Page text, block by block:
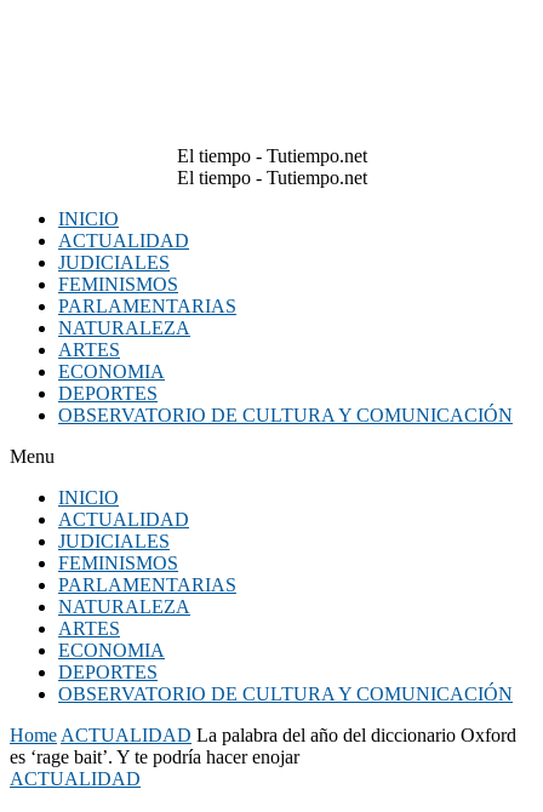
El tiempo - Tutiempo.net
El tiempo - Tutiempo.net
INICIO
ACTUALIDAD
JUDICIALES
FEMINISMOS
PARLAMENTARIAS
NATURALEZA
ARTES
ECONOMIA
DEPORTES
OBSERVATORIO DE CULTURA Y COMUNICACIÓN
Menu
INICIO
ACTUALIDAD
JUDICIALES
FEMINISMOS
PARLAMENTARIAS
NATURALEZA
ARTES
ECONOMIA
DEPORTES
OBSERVATORIO DE CULTURA Y COMUNICACIÓN
Home ACTUALIDAD La palabra del año del diccionario Oxford
es ‘rage bait’. Y te podría hacer enojar
ACTUALIDAD